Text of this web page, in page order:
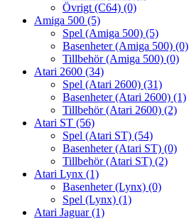
Övrigt (C64) (0)
Amiga 500 (5)
Spel (Amiga 500) (5)
Basenheter (Amiga 500) (0)
Tillbehör (Amiga 500) (0)
Atari 2600 (34)
Spel (Atari 2600) (31)
Basenheter (Atari 2600) (1)
Tillbehör (Atari 2600) (2)
Atari ST (56)
Spel (Atari ST) (54)
Basenheter (Atari ST) (0)
Tillbehör (Atari ST) (2)
Atari Lynx (1)
Basenheter (Lynx) (0)
Spel (Lynx) (1)
Atari Jaguar(1)